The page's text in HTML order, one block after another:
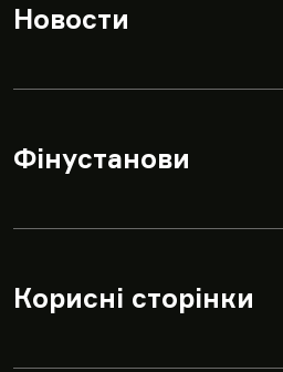
Новости
Фінустанови
Корисні сторінки